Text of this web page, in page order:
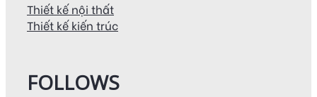
Thiết kế nội thất
Thiết kế kiến trúc
FOLLOWS